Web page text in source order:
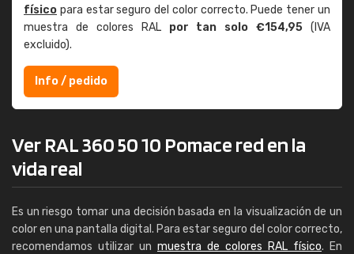
físico para estar seguro del color correcto. Puede tener un
muestra de colores RAL por tan solo €154,95 (IVA
excluido).
Info / pedido
Ver RAL 360 50 10 Pomace red en la
vida real
Es un riesgo tomar una decisión basada en la visualización de un
color en una pantalla digital. Para estar seguro del color correcto,
recomendamos utilizar un muestra de colores RAL físico. En